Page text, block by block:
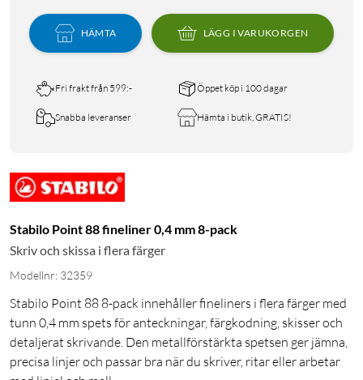
HÄMTA LÄGG I VARUKORGEN
Fri frakt från 599:- Öppet köp i 100 dagar
Snabba leveranser Hämta i butik, GRATIS!
Stabilo Point 88 fineliner 0,4 mm 8-pack
Skriv och skissa i flera färger
Modellnr: 32359
Stabilo Point 88 8-pack innehåller fineliners i flera färger med
tunn 0,4 mm spets för anteckningar, färgkodning, skisser och
detaljerat skrivande. Den metallförstärkta spetsen ger jämna,
precisa linjer och passar bra när du skriver, ritar eller arbetar